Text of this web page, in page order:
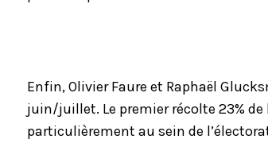
Enfin, Olivier Faure et Raphaël
juin/juillet. Le premier récolte 23%
particulièrement au sein de